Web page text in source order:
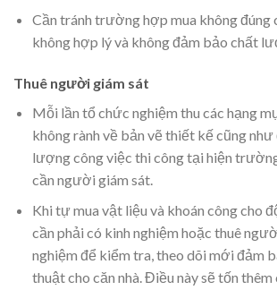
Cần tránh trường hợp mua không đúng
không hợp lý và không đảm bảo chất
Thuê người giám sát
Mỗi lần tổ chức nghiệm thu các hạng
không rành về bản vẽ thiết kế cũng như
lượng công việc thi công tại hiện
cần người giám sát.
Khi tự mua vật liệu và khoán công cho
cần phải có kinh nghiệm hoặc thuê
nghiệm để kiểm tra, theo dõi mới đảm
thuật cho căn nhà. Điều này sẽ tốn thêm